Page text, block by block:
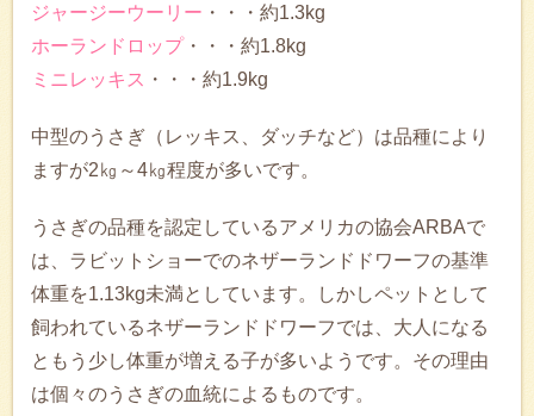
ジャージーウーリー ・・・約1.3kg
ホーランドロップ・・・約1.8kg
ミニレッキス ・・・約1.9kg
中型のうさぎ（レッキス、ダッチなど）は品種により
ますが2㎏～4㎏程度が多いです。
うさぎの品種を認定しているアメリカの協会ARBAで
は、ラビットショーでのネザーランドドワーフの基準
体重を1.13kg未満としています。しかしペットとして
飼われているネザーランドドワーフでは、大人になる
ともう少し体重が増える子が多いようです。その理由
は個々のうさぎの血統によるものです。